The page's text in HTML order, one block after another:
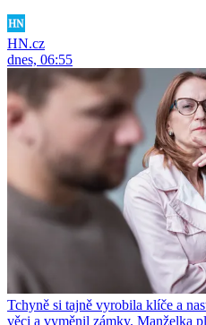
HN.cz
dnes, 06:55
Tchyně si tajně vyrobila klíče a
věci a vyměnil zámky. Manželka